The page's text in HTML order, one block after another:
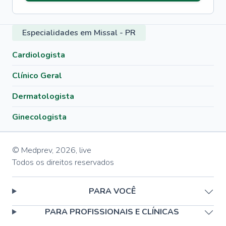
Especialidades em Missal - PR
Cardiologista
Clínico Geral
Dermatologista
Ginecologista
© Medprev, 2026, live
Todos os direitos reservados
PARA VOCÊ
PARA PROFISSIONAIS E CLÍNICAS